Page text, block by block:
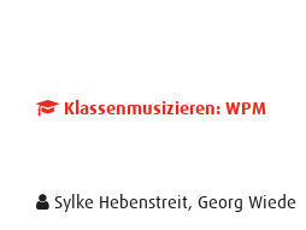
Klassenmusizieren: WPM
Sylke Hebenstreit, Georg Wiede